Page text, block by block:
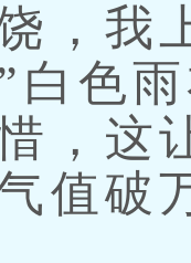
，我
白色
，这
值破